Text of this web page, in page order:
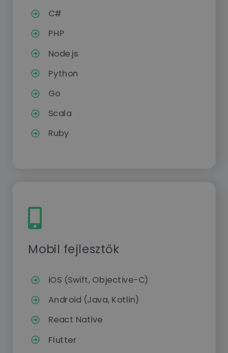
C#
PHP
Node.js
Python
Go
Scala
Ruby
Mobil fejlesztők
iOS (Swift, Objective-C)
Android (Java, Kotlin)
React Native
Flutter